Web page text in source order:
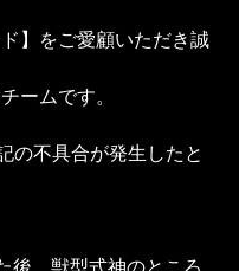
】をご愛顧いただき誠
ームです。
の不具合が発生したと
後、獣型式神のところ